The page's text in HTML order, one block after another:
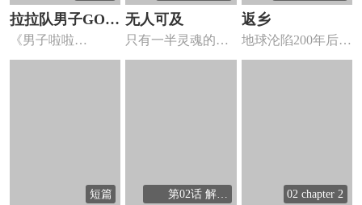
拉拉队男子GO
BREAKERS
《男子啦啦
队！！》是由日本
无人可及
只有一半灵魂的
你，那还是你吗？
返乡
地球沦陷200年后，
一名少年和他的伙
短篇
第02话 解放
02 chapter 2